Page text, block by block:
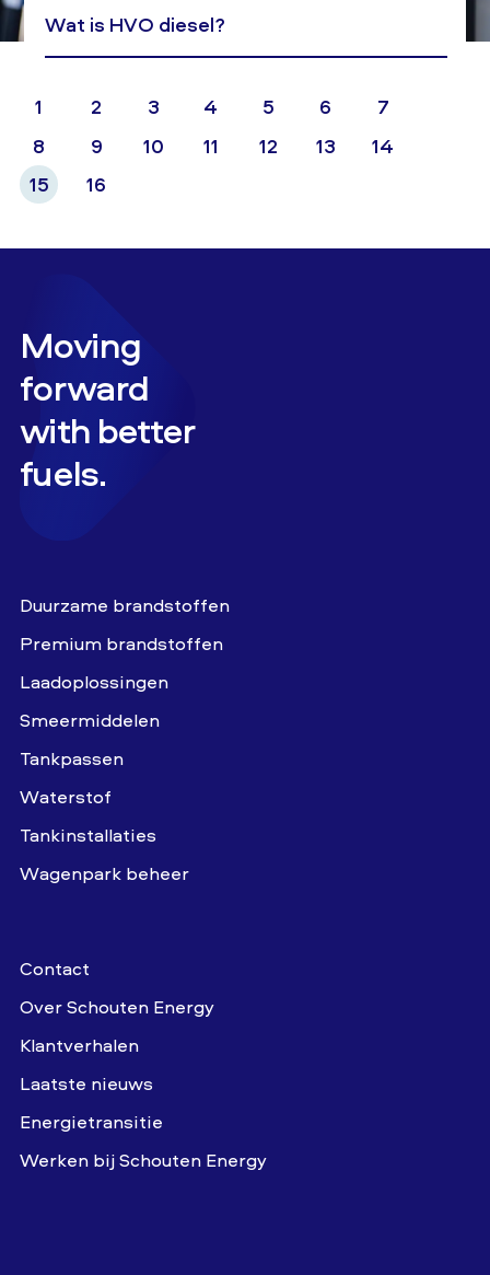
Wat is HVO diesel?
1 2 3 4 5 6
7
8
9 10 11 12 13
14
15
16
Moving
forward
with better
fuels.
Duurzame brandstoffen
Premium brandstoffen
Laadoplossingen
Smeermiddelen
Tankpassen
Waterstof
Tankinstallaties
Wagenpark beheer
Contact
Over Schouten Energy
Klantverhalen
Laatste nieuws
Energietransitie
Werken bij Schouten Energy